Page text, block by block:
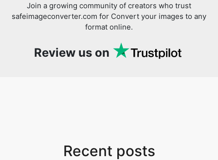
Join a growing community of creators who trust
safeimageconverter.com for Convert your images to any
format online.
Review us on
Recent posts